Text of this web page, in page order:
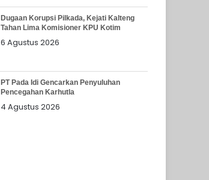
Dugaan Korupsi Pilkada, Kejati Kalteng
Tahan Lima Komisioner KPU Kotim
6 Agustus 2026
PT Pada Idi Gencarkan Penyuluhan
Pencegahan Karhutla
4 Agustus 2026